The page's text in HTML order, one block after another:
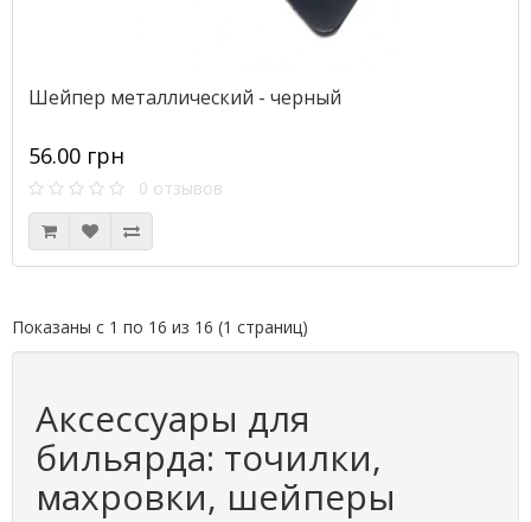
Шейпер металлический - черный
56.00 грн
0 отзывов
Показаны с 1 по 16 из 16 (1 страниц)
Аксессуары для
бильярда: точилки,
махровки, шейперы